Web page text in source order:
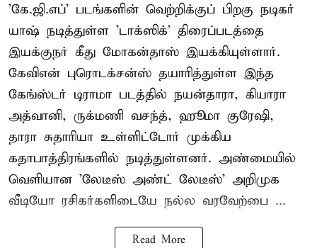
'கே.ஜி.எப்' படங்களின் வெற்றிக்குப் பிறகு நடிகர்
யாஷ் நடித்துள்ள 'டாக்ஸிக்' திரைப்படத்தை
இயக்குநர் கீது மோகன்தாஸ் இயக்கியுள்ளார்.
கேவிஎன் புரொடக்சன்ஸ் தயாரித்துள்ள இந்த
கேங்ஸ்டர் டிராமா படத்தில் நயன்தாரா, கியாரா
அத்வானி, ருக்மணி வசந்த், ஹூமா குரேஷி,
தாரா சுதாரியா உள்ளிட்டோர் முக்கிய
கதாபாத்திரங்களில் நடித்துள்ளனர். அண்மையில்
வெளியான 'லேடீஸ் அண்ட் லேடீஸ்' அறிமுக
வீடியோ ரசிகர்களிடையே நல்ல வரவேற்பை ...
Read More